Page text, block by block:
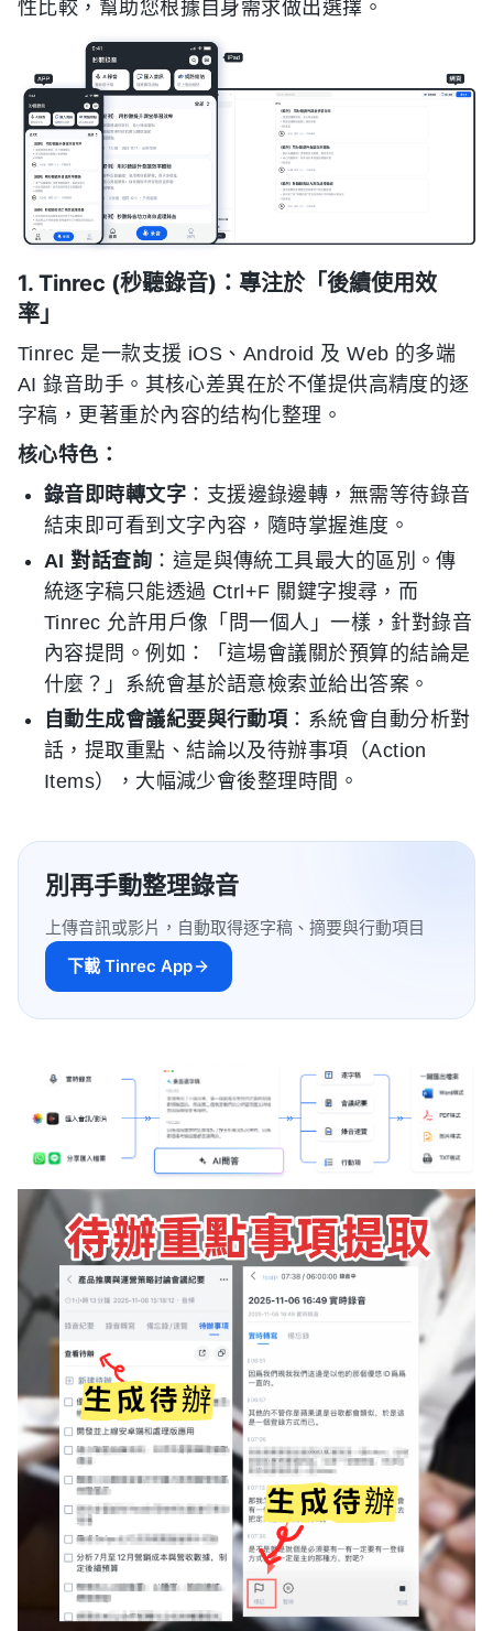
性比較，幫助您根據自身需求做出選擇。
1. Tinrec (秒聽錄音)：專注於「後續使用效
率」
Tinrec 是一款支援 iOS、Android 及 Web 的多端
AI 錄音助手。其核心差異在於不僅提供高精度的逐
字稿，更著重於內容的结构化整理。
核心特色：
錄音即時轉文字 ：支援邊錄邊轉，無需等待錄音
結束即可看到文字內容，隨時掌握進度。
AI 對話查詢 ：這是與傳統工具最大的區別。傳
統逐字稿只能透過 Ctrl+F 關鍵字搜尋，而
Tinrec 允許用戶像「問一個人」一樣，針對錄音
內容提問。例如：「這場會議關於預算的結論是
什麼？」系統會基於語意檢索並給出答案。
自動生成會議紀要與行動項 ：系統會自動分析對
話，提取重點、結論以及待辦事項（Action
Items），大幅減少會後整理時間。
別再手動整理錄音
上傳音訊或影片，自動取得逐字稿、摘要與行動項目
下載 Tinrec App